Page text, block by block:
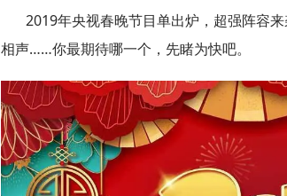
2019年央视春晚节目单出炉，超强阵容
相声……你最期待哪一个，先睹为快吧。